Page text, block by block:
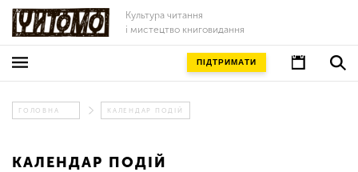
Культура читання
і мистецтво книговидання
ПІДТРИМАТИ
ГОЛОВНА КАЛЕНДАР ПОДІЙ
КАЛЕНДАР ПОДІЙ